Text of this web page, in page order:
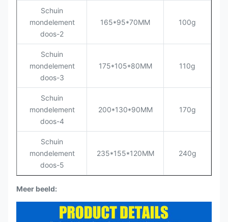
Schuin
mondelement
doos-2
165*95*70MM 100g
Schuin
mondelement
doos-3
175*105*80MM 110g
Schuin
mondelement
doos-4
200*130*90MM 170g
Schuin
mondelement
doos-5
235*155*120MM 240g
Meer beeld: